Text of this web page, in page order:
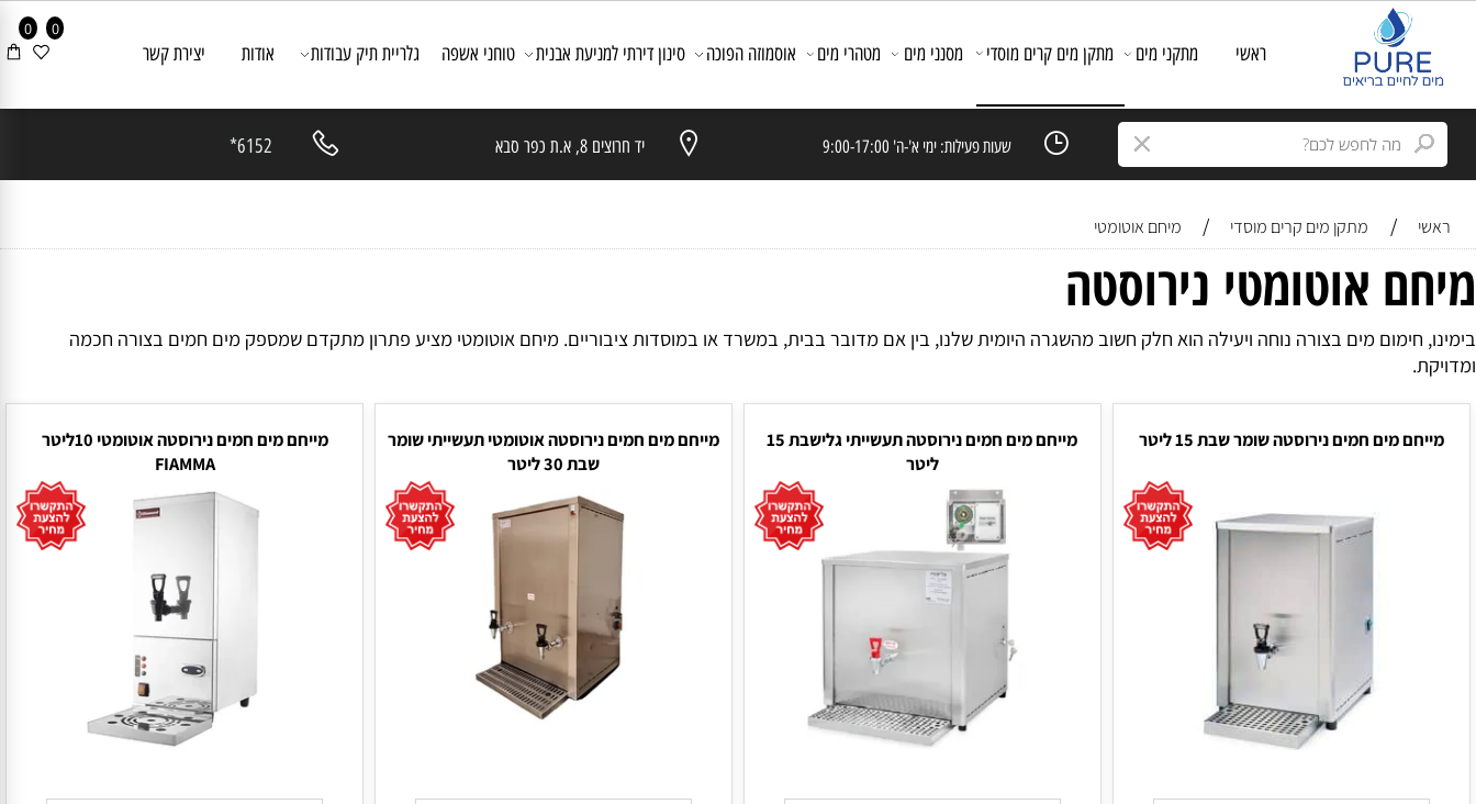
0 0
מתקני מים מתקן מים קרים מוסדי מסנני מים מטהרי מים אוסמוזה הפוכה סינון דירתי למניעת אבנית טוחני אשפה גלריית תיק עבודות אודות יצירת קשר
שעות פעילות: ימי א'-ה' 9:00-17:00 יד חרוצים 8, א.ת כפר סבא 6152*
/ מתקן מים קרים מוסדי / מיחם אוטומטי
אוטומטי נירוסטה
מים בצורה נוחה ויעילה הוא חלק חשוב מהשגרה היומית שלנו, בין אם מדובר בבית, במשרד או במוסדות ציבוריים. מיחם אוטומטי מציע פתרון מתקדם שמספק מים חמים בצורה חכמה
מייחם מים חמים נירוסטה אוטומטי תעשייתי שומר